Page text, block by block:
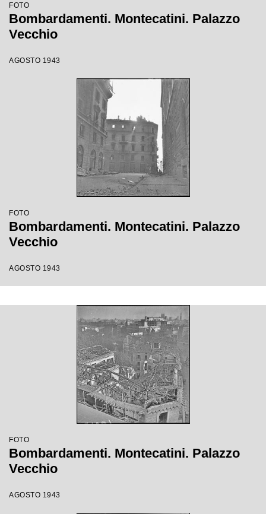
FOTO
Bombardamenti. Montecatini. Palazzo
Vecchio
AGOSTO 1943
FOTO
Bombardamenti. Montecatini. Palazzo
Vecchio
AGOSTO 1943
FOTO
Bombardamenti. Montecatini. Palazzo
Vecchio
AGOSTO 1943